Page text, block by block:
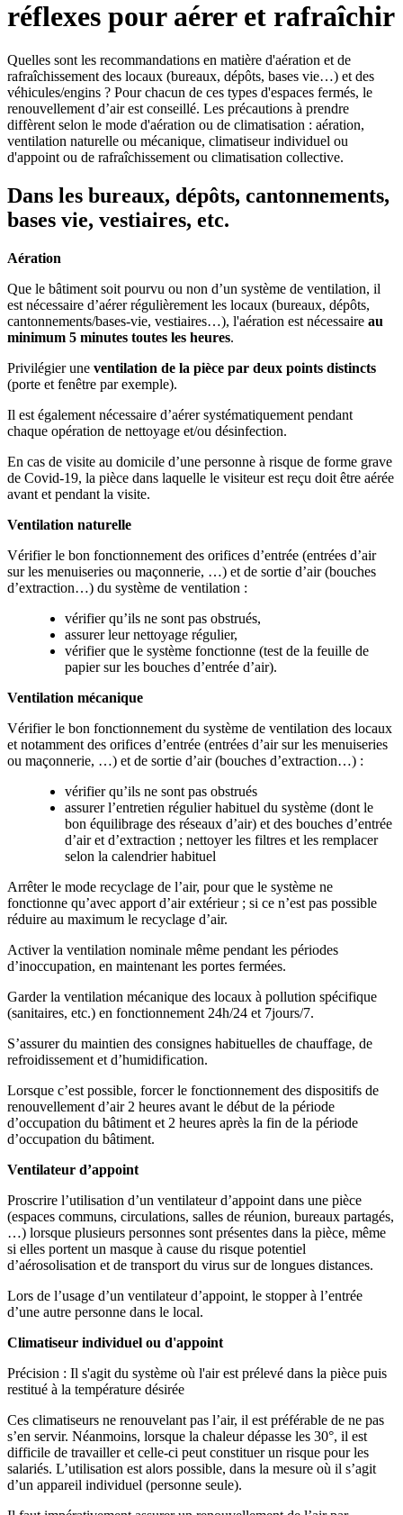
réflexes pour aérer et rafraîchir
Quelles sont les recommandations en matière d'aération et de
rafraîchissement des locaux (bureaux, dépôts, bases vie…) et des
véhicules/engins ? Pour chacun de ces types d'espaces fermés, le
renouvellement d’air est conseillé. Les précautions à prendre
diffèrent selon le mode d'aération ou de climatisation : aération,
ventilation naturelle ou mécanique, climatiseur individuel ou
d'appoint ou de rafraîchissement ou climatisation collective.
Dans les bureaux, dépôts, cantonnements,
bases vie, vestiaires, etc.
Aération
Que le bâtiment soit pourvu ou non d’un système de ventilation, il
est nécessaire d’aérer régulièrement les locaux (bureaux, dépôts,
cantonnements/bases-vie, vestiaires…), l'aération est nécessaire au
minimum 5 minutes toutes les heures.
Privilégier une ventilation de la pièce par deux points distincts
(porte et fenêtre par exemple).
Il est également nécessaire d’aérer systématiquement pendant
chaque opération de nettoyage et/ou désinfection.
En cas de visite au domicile d’une personne à risque de forme grave
de Covid-19, la pièce dans laquelle le visiteur est reçu doit être aérée
avant et pendant la visite.
Ventilation naturelle
Vérifier le bon fonctionnement des orifices d’entrée (entrées d’air
sur les menuiseries ou maçonnerie, …) et de sortie d’air (bouches
d’extraction…) du système de ventilation :
vérifier qu’ils ne sont pas obstrués,
assurer leur nettoyage régulier,
vérifier que le système fonctionne (test de la feuille de
papier sur les bouches d’entrée d’air).
Ventilation mécanique
Vérifier le bon fonctionnement du système de ventilation des locaux
et notamment des orifices d’entrée (entrées d’air sur les menuiseries
ou maçonnerie, …) et de sortie d’air (bouches d’extraction…) :
vérifier qu’ils ne sont pas obstrués
assurer l’entretien régulier habituel du système (dont le
bon équilibrage des réseaux d’air) et des bouches d’entrée
d’air et d’extraction ; nettoyer les filtres et les remplacer
selon la calendrier habituel
Arrêter le mode recyclage de l’air, pour que le système ne
fonctionne qu’avec apport d’air extérieur ; si ce n’est pas possible
réduire au maximum le recyclage d’air.
Activer la ventilation nominale même pendant les périodes
d’inoccupation, en maintenant les portes fermées.
Garder la ventilation mécanique des locaux à pollution spécifique
(sanitaires, etc.) en fonctionnement 24h/24 et 7jours/7.
S’assurer du maintien des consignes habituelles de chauffage, de
refroidissement et d’humidification.
Lorsque c’est possible, forcer le fonctionnement des dispositifs de
renouvellement d’air 2 heures avant le début de la période
d’occupation du bâtiment et 2 heures après la fin de la période
d’occupation du bâtiment.
Ventilateur d’appoint
Proscrire l’utilisation d’un ventilateur d’appoint dans une pièce
(espaces communs, circulations, salles de réunion, bureaux partagés,
…) lorsque plusieurs personnes sont présentes dans la pièce, même
si elles portent un masque à cause du risque potentiel
d’aérosolisation et de transport du virus sur de longues distances.
Lors de l’usage d’un ventilateur d’appoint, le stopper à l’entrée
d’une autre personne dans le local.
Climatiseur individuel ou d'appoint
Précision : Il s'agit du système où l'air est prélevé dans la pièce puis
restitué à la température désirée
Ces climatiseurs ne renouvelant pas l’air, il est préférable de ne pas
s’en servir. Néanmoins, lorsque la chaleur dépasse les 30°, il est
difficile de travailler et celle-ci peut constituer un risque pour les
salariés. L’utilisation est alors possible, dans la mesure où il s’agit
d’un appareil individuel (personne seule).